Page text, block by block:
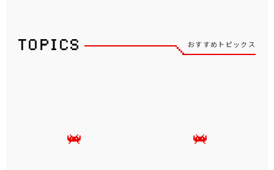
おすすめトピックス